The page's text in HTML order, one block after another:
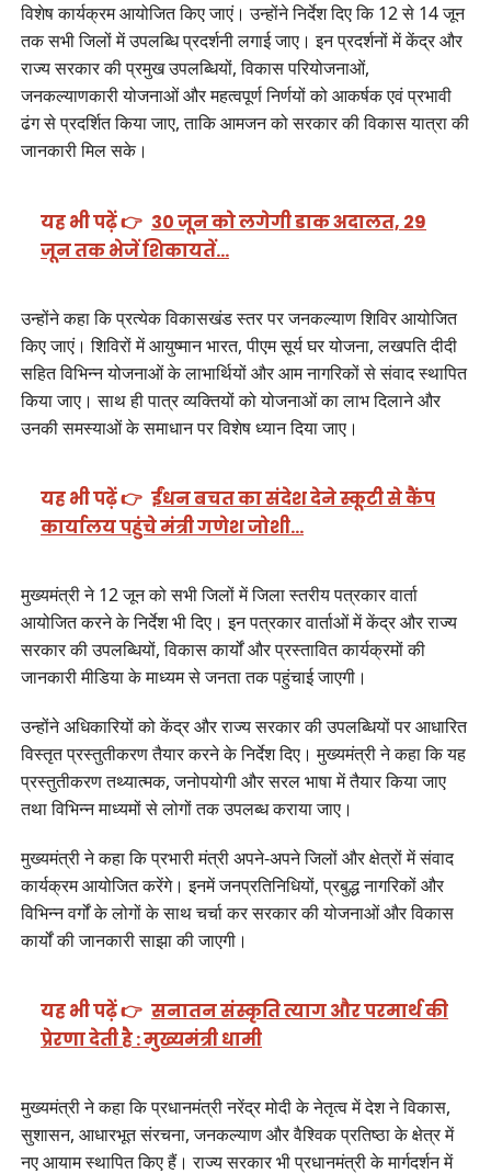
विशेष कार्यक्रम आयोजित किए जाएं। उन्होंने निर्देश दिए कि 12 से 14 जून
तक सभी जिलों में उपलब्धि प्रदर्शनी लगाई जाए। इन प्रदर्शनों में केंद्र और
राज्य सरकार की प्रमुख उपलब्धियों, विकास परियोजनाओं,
जनकल्याणकारी योजनाओं और महत्वपूर्ण निर्णयों को आकर्षक एवं प्रभावी
ढंग से प्रदर्शित किया जाए, ताकि आमजन को सरकार की विकास यात्रा की
जानकारी मिल सके।
यह भी पढ़ें 👉 30 जून को लगेगी डाक अदालत, 29
जून तक भेजें शिकायतें…
उन्होंने कहा कि प्रत्येक विकासखंड स्तर पर जनकल्याण शिविर आयोजित
किए जाएं। शिविरों में आयुष्मान भारत, पीएम सूर्य घर योजना, लखपति दीदी
सहित विभिन्न योजनाओं के लाभार्थियों और आम नागरिकों से संवाद स्थापित
किया जाए। साथ ही पात्र व्यक्तियों को योजनाओं का लाभ दिलाने और
उनकी समस्याओं के समाधान पर विशेष ध्यान दिया जाए।
यह भी पढ़ें 👉 ईंधन बचत का संदेश देने स्कूटी से कैंप
कार्यालय पहुंचे मंत्री गणेश जोशी…
मुख्यमंत्री ने 12 जून को सभी जिलों में जिला स्तरीय पत्रकार वार्ता
आयोजित करने के निर्देश भी दिए। इन पत्रकार वार्ताओं में केंद्र और राज्य
सरकार की उपलब्धियों, विकास कार्यों और प्रस्तावित कार्यक्रमों की
जानकारी मीडिया के माध्यम से जनता तक पहुंचाई जाएगी।
उन्होंने अधिकारियों को केंद्र और राज्य सरकार की उपलब्धियों पर आधारित
विस्तृत प्रस्तुतीकरण तैयार करने के निर्देश दिए। मुख्यमंत्री ने कहा कि यह
प्रस्तुतीकरण तथ्यात्मक, जनोपयोगी और सरल भाषा में तैयार किया जाए
तथा विभिन्न माध्यमों से लोगों तक उपलब्ध कराया जाए।
मुख्यमंत्री ने कहा कि प्रभारी मंत्री अपने-अपने जिलों और क्षेत्रों में संवाद
कार्यक्रम आयोजित करेंगे। इनमें जनप्रतिनिधियों, प्रबुद्ध नागरिकों और
विभिन्न वर्गों के लोगों के साथ चर्चा कर सरकार की योजनाओं और विकास
कार्यों की जानकारी साझा की जाएगी।
यह भी पढ़ें 👉 सनातन संस्कृति त्याग और परमार्थ की
प्रेरणा देती है : मुख्यमंत्री धामी
मुख्यमंत्री ने कहा कि प्रधानमंत्री नरेंद्र मोदी के नेतृत्व में देश ने विकास,
सुशासन, आधारभूत संरचना, जनकल्याण और वैश्विक प्रतिष्ठा के क्षेत्र में
नए आयाम स्थापित किए हैं। राज्य सरकार भी प्रधानमंत्री के मार्गदर्शन में